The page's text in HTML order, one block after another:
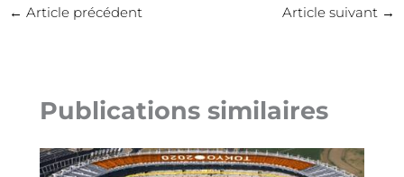
← Article précédent Article suivant →
Publications similaires